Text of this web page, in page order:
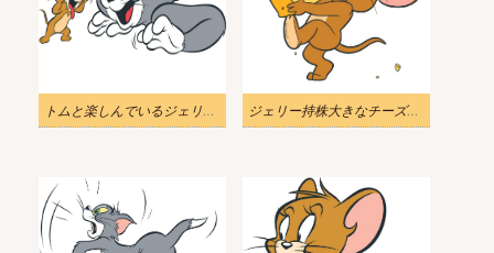
トムと楽しんでいるジェリーのイラスト ジェリー持株大きなチーズのイラスト